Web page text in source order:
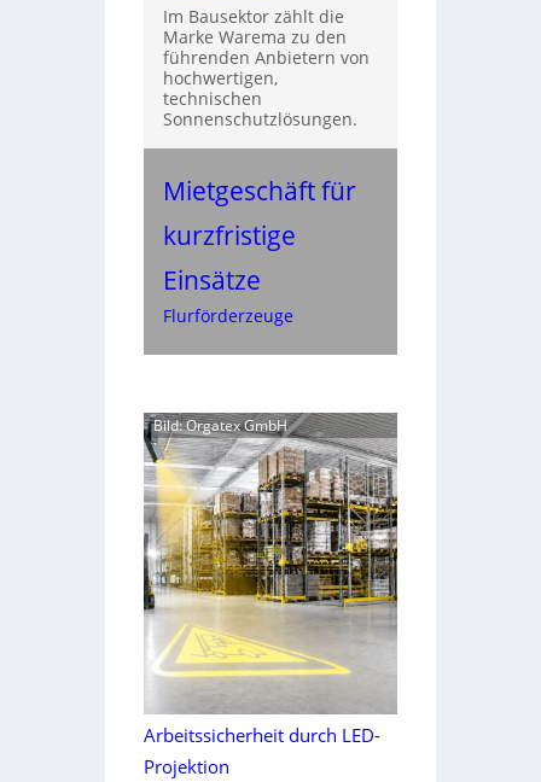
Im Bausektor zählt die
Marke Warema zu den
führenden Anbietern von
hochwertigen,
technischen
Sonnenschutzlösungen.
Mietgeschäft für
kurzfristige
Einsätze
Flurförderzeuge
Bild: Orgatex GmbH
Arbeitssicherheit durch LED-
Projektion